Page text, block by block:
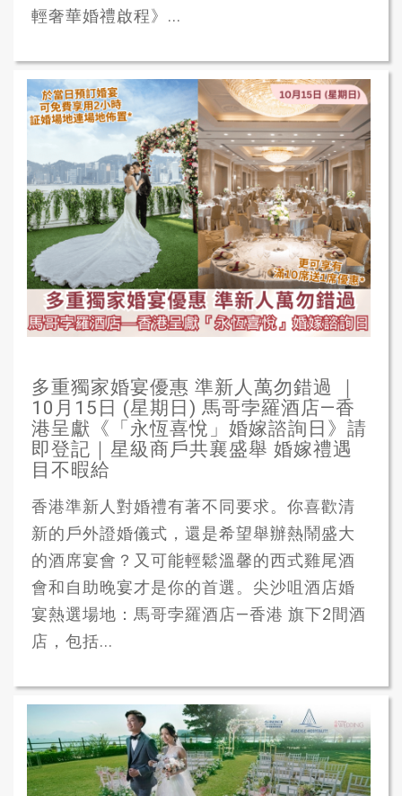
輕奢華婚禮啟程》...
多重獨家婚宴優惠 準新人萬勿錯過 ｜
10月15日 (星期日) 馬哥孛羅酒店—香
港呈獻《「永恆喜悅」婚嫁諮詢日》請
即登記｜星級商戶共襄盛舉 婚嫁禮遇
目不暇給
香港準新人對婚禮有著不同要求。你喜歡清
新的戶外證婚儀式，還是希望舉辦熱鬧盛大
的酒席宴會？又可能輕鬆溫馨的西式雞尾酒
會和自助晚宴才是你的首選。尖沙咀酒店婚
宴熱選場地：馬哥孛羅酒店—香港 旗下2間酒
店，包括...